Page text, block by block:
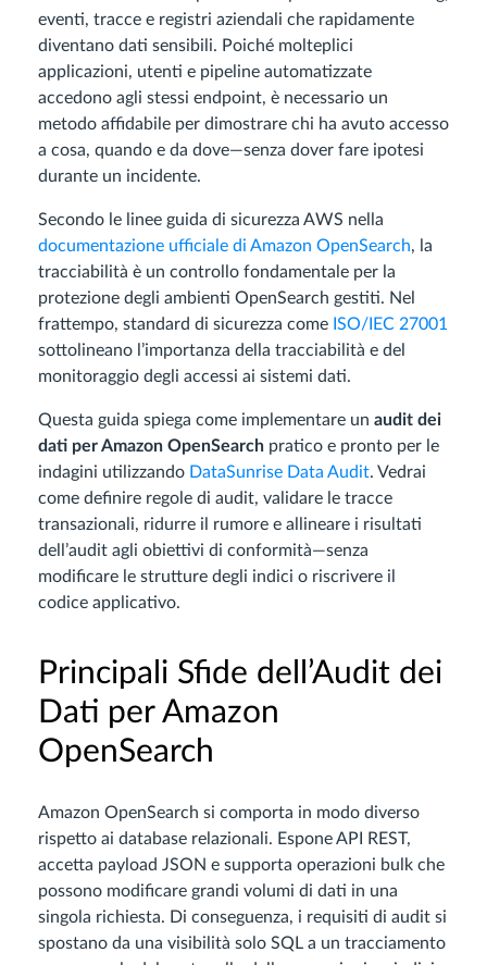
eventi, tracce e registri aziendali che rapidamente
diventano dati sensibili. Poiché molteplici
applicazioni, utenti e pipeline automatizzate
accedono agli stessi endpoint, è necessario un
metodo affidabile per dimostrare chi ha avuto accesso
a cosa, quando e da dove—senza dover fare ipotesi
durante un incidente.
Secondo le linee guida di sicurezza AWS nella
documentazione ufficiale di Amazon OpenSearch, la
tracciabilità è un controllo fondamentale per la
protezione degli ambienti OpenSearch gestiti. Nel
frattempo, standard di sicurezza come ISO/IEC 27001
sottolineano l’importanza della tracciabilità e del
monitoraggio degli accessi ai sistemi dati.
Questa guida spiega come implementare un audit dei
dati per Amazon OpenSearch pratico e pronto per le
indagini utilizzando DataSunrise Data Audit. Vedrai
come definire regole di audit, validare le tracce
transazionali, ridurre il rumore e allineare i risultati
dell’audit agli obiettivi di conformità—senza
modificare le strutture degli indici o riscrivere il
codice applicativo.
Principali Sfide dell’Audit dei
Dati per Amazon
OpenSearch
Amazon OpenSearch si comporta in modo diverso
rispetto ai database relazionali. Espone API REST,
accetta payload JSON e supporta operazioni bulk che
possono modificare grandi volumi di dati in una
singola richiesta. Di conseguenza, i requisiti di audit si
spostano da una visibilità solo SQL a un tracciamento